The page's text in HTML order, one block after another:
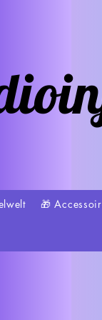
🎁